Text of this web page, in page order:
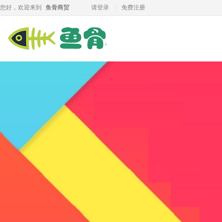
您好，欢迎来到 鱼骨商贸 请登录 免费注册